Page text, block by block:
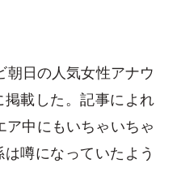
朝日の人気女性アナウ
載した。記事によれ
中にもいちゃいちゃ
噂になっていたよう